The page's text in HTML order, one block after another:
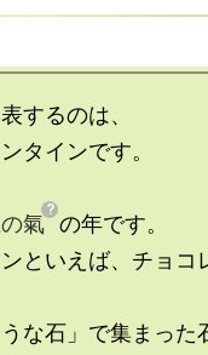
するのは、
タインです。
氣 の年です。
といえば、チョコ
な石」で集まった